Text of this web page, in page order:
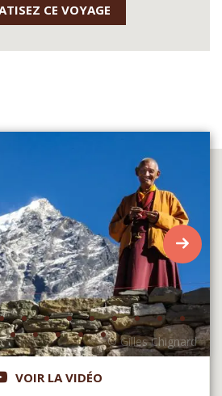
CE VOYAGE
VOIR LA VIDÉO